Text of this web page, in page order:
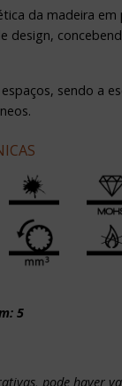
da madeira
design,
sendo a
5
pode haver